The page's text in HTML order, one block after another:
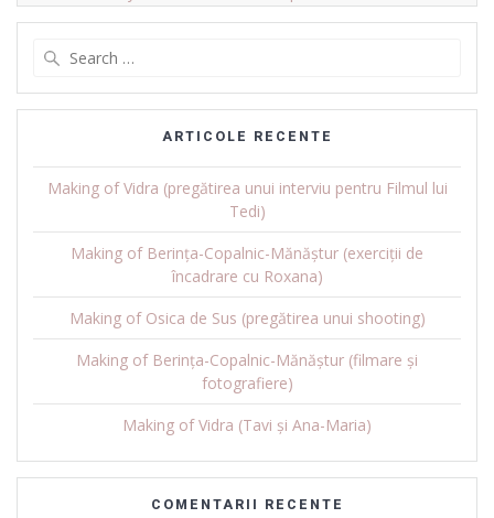
ARTICOLE RECENTE
Making of Vidra (pregătirea unui interviu pentru Filmul lui
Tedi)
Making of Berința-Copalnic-Mănăștur (exerciții de
încadrare cu Roxana)
Making of Osica de Sus (pregătirea unui shooting)
Making of Berința-Copalnic-Mănăștur (filmare și
fotografiere)
Making of Vidra (Tavi și Ana-Maria)
COMENTARII RECENTE